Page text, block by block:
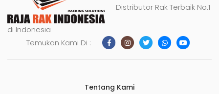
Distributor Rak Terbaik No.1
di Indonesia
Temukan Kami Di :
Tentang Kami